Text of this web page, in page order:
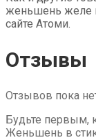
женьшень желе
сайте Атоми.
Отзывы
Отзывов пока
Будьте первым,
Женьшень в